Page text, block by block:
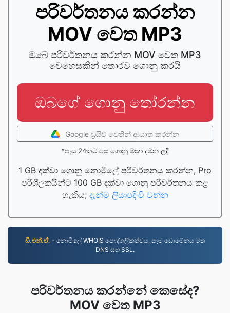
පරිවර්තනය කරන්න
MOV වෙත MP3
ඔබේ පරිවර්තනය කරන්න MOV වෙත MP3
වෙහෙසකින් තොරව ගොනු කරයි
ඔබගේ ගොනු තෝරන්න
Google ඩ්‍රයිව් වෙතින් ආයාත කරන්න
*පැය 24කට පසු ගොනු මකා දමන ලදී
1 GB දක්වා ගොනු නොමිලේ පරිවර්තනය කරන්න, Pro
පරිශීලකයින්ට 100 GB දක්වා ගොනු පරිවර්තනය කළ
හැකිය; දැන්ම ලියාපදිංචි වන්න
ඩී.එන්.ඒ. - නොමිලේ WHOIS පෞද්ගලිකත්වය, සෑම ඩොමේනය මත
DNS සහ SSL.
පරිවර්තනය කරන්නේ කෙසේද?
MOV වෙත MP3